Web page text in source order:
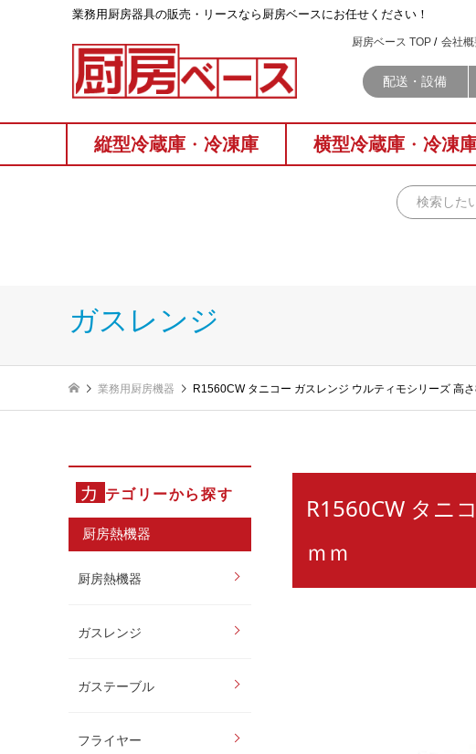
業務⽤厨房器具の販売・リースなら厨房ベースにお任せください！
厨房ベース TOP 会社
配送・設備
縦型冷蔵庫 ・ 冷凍庫 横型冷蔵庫 ・ 冷凍
ガスレンジ
業務用厨房機器 R1560CW タニコー ガスレンジ ウルティモシリーズ 高
カ テゴリーから探す
厨房熱機器
厨房熱機器
ガスレンジ
ガステーブル
フライヤー
R1560CW タニ
ｍｍ